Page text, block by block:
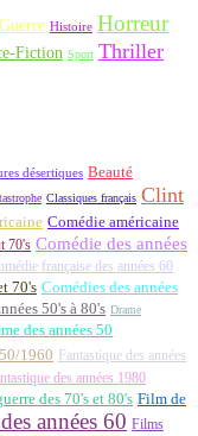
Guerre Histoire Horreur
Fiction Sport Thriller
désertiques Beauté
Classiques français Clint
Comédie américaine
70's Comédie des années
française des années 60
70's Comédies des années
50's à 80's Drame
des années 50
1960 Fantastique des années
des années 1980
des 70's et 80's Film de
années 60 Films